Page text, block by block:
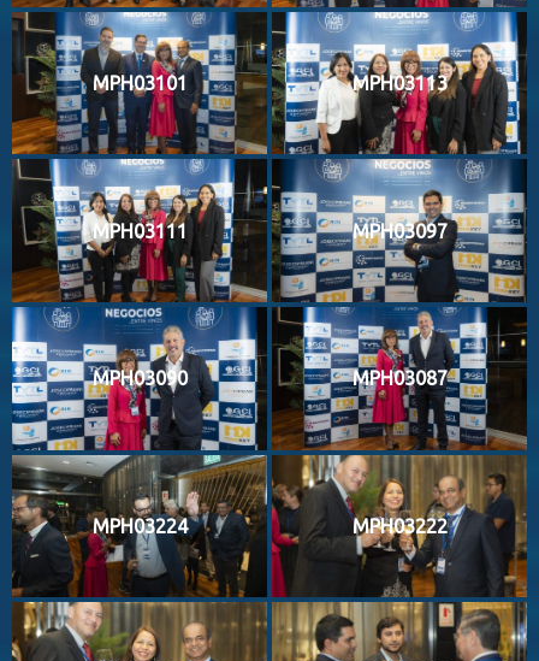
MPH03101 MPH03113
MPH03111 MPH03097
MPH03090 MPH03087
MPH03224 MPH03222